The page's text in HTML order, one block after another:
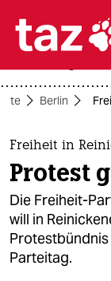
themen
politik
öko
gesellschaft
krieg in
Berlin
Freiheit in
Protest
Die Freiheit-
will in
Parteitag.